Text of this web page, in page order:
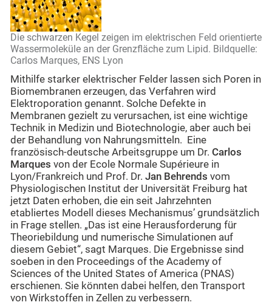
Die schwarzen Kegel zeigen im elektrischen Feld orientierte
Wassermoleküle an der Grenzfläche zum Lipid. Bildquelle:
Carlos Marques, ENS Lyon
Mithilfe starker elektrischer Felder lassen sich Poren in
Biomembranen erzeugen, das Verfahren wird
Elektroporation genannt. Solche Defekte in
Membranen gezielt zu verursachen, ist eine wichtige
Technik in Medizin und Biotechnologie, aber auch bei
der Behandlung von Nahrungsmitteln. Eine
französisch-deutsche Arbeitsgruppe um Dr. Carlos
Marques von der Ecole Normale Supérieure in
Lyon/Frankreich und Prof. Dr. Jan Behrends vom
Physiologischen Institut der Universität Freiburg hat
jetzt Daten erhoben, die ein seit Jahrzehnten
etabliertes Modell dieses Mechanismus’ grundsätzlich
in Frage stellen. „Das ist eine Herausforderung für
Theoriebildung und numerische Simulationen auf
diesem Gebiet“, sagt Marques. Die Ergebnisse sind
soeben in den Proceedings of the Academy of
Sciences of the United States of America (PNAS)
erschienen. Sie könnten dabei helfen, den Transport
von Wirkstoffen in Zellen zu verbessern.